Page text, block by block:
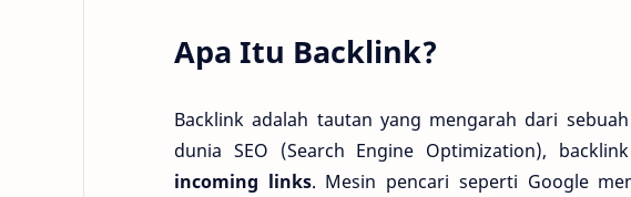
Apa Itu Backlink?
Backlink adalah tautan yang mengarah dari
dunia SEO (Search Engine Optimization),
incoming links. Mesin pencari seperti Google